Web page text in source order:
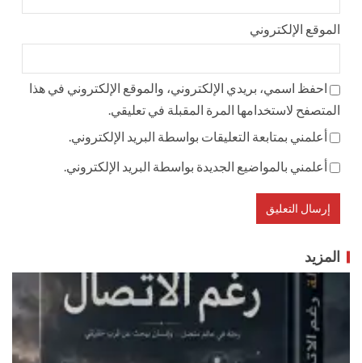
الموقع الإلكتروني
احفظ اسمي، بريدي الإلكتروني، والموقع الإلكتروني في هذا
المتصفح لاستخدامها المرة المقبلة في تعليقي.
أعلمني بمتابعة التعليقات بواسطة البريد الإلكتروني.
أعلمني بالمواضيع الجديدة بواسطة البريد الإلكتروني.
المزيد